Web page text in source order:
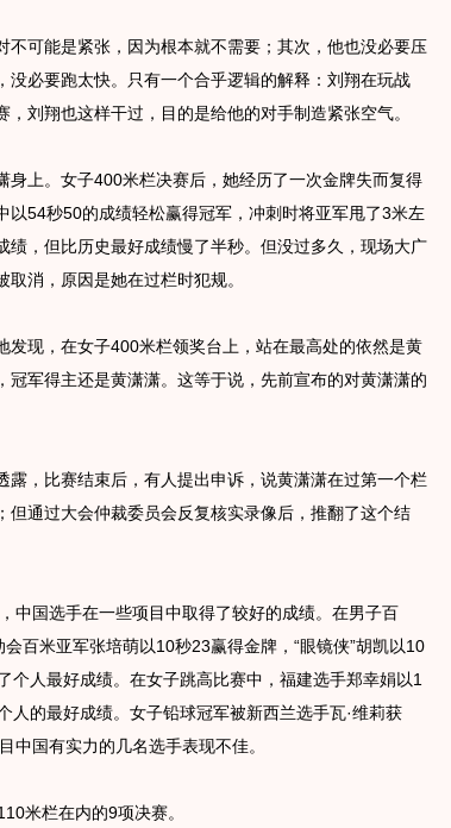
可能是紧张，因为根本就不需要；其次，他也没必要压
没必要跑太快。只有一个合乎逻辑的解释：刘翔在玩战
刘翔也这样干过，目的是给他的对手制造紧张空气。
上。女子400米栏决赛后，她经历了一次金牌失而复得
以54秒50的成绩轻松赢得冠军，冲刺时将亚军甩了3米左
绩，但比历史最好成绩慢了半秒。但没过多久，现场大广
消，原因是她在过栏时犯规。
现，在女子400米栏领奖台上，站在最高处的依然是黄
冠军得主还是黄潇潇。这等于说，先前宣布的对黄潇潇的
，比赛结束后，有人提出申诉，说黄潇潇在过第一个栏
但通过大会仲裁委员会反复核实录像后，推翻了这个结
国选手在一些项目中取得了较好的成绩。在男子百
会百米亚军张培萌以10秒23赢得金牌，“眼镜侠”胡凯以10
个人最好成绩。在女子跳高比赛中，福建选手郑幸娟以1
人的最好成绩。女子铅球冠军被新西兰选手瓦·维莉获
中国有实力的几名选手表现不佳。
米栏在内的9项决赛。